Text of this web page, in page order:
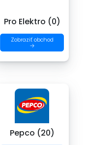
Pro Elektro (0)
Zobraziť obchod
→
Pepco (20)